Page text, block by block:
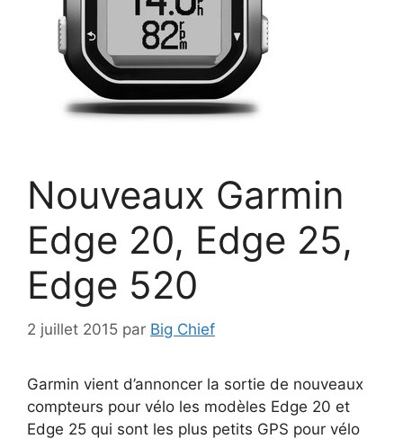
Nouveaux Garmin
Edge 20, Edge 25,
Edge 520
2 juillet 2015 par Big Chief
Garmin vient d’annoncer la sortie de nouveaux
compteurs pour vélo les modèles Edge 20 et
Edge 25 qui sont les plus petits GPS pour vélo